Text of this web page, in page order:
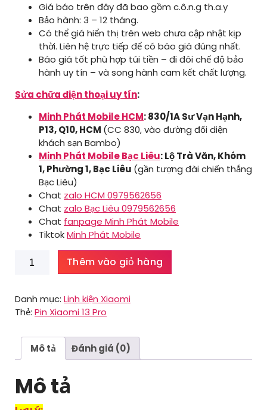
Giá báo trên đây đã bao gồm c.ô.n.g th.a.y
Bảo hành: 3 – 12 tháng.
Có thể giá hiển thị trên web chưa cập nhật kịp
thời. Liên hệ trực tiếp để có báo giá đúng nhất.
Báo giá tốt phù hợp túi tiền – đi đôi chế độ bảo
hành uy tín – và song hành cam kết chất lượng.
Sửa chữa điện thoại uy tín:
Minh Phát Mobile HCM: 830/1A Sư Vạn Hạnh,
P13, Q10, HCM (CC 830, vào đường đối diện
khách sạn Bambo)
Minh Phát Mobile Bạc Liêu: Lộ Trà Văn, Khóm
1, Phường 1, Bạc Liêu (gần tượng đài chiến thắng
Bạc Liêu)
Chat zalo HCM 0979562656
Chat zalo Bạc Liêu 0979562656
Chat fanpage Minh Phát Mobile
TiktokMinh Phát Mobile
Xiaomi
Pro
số
Thêm vào giỏ hàng
Danh mục: Linh kiện Xiaomi
Thẻ: Pin Xiaomi 13 Pro
Mô tả Đánh giá (0)
Mô tả